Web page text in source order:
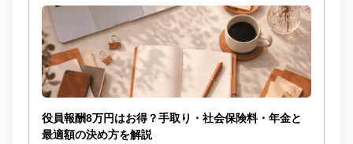
役員報酬8万円はお得？手取り・社会保険料・年金と
最適額の決め方を解説